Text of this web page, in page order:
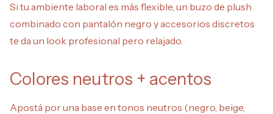
Si tu ambiente laboral es más flexible, un buzo de plush
combinado con pantalón negro y accesorios discretos
te da un look profesional pero relajado.
Colores neutros + acentos
Apostá por una base en tonos neutros (negro, beige,